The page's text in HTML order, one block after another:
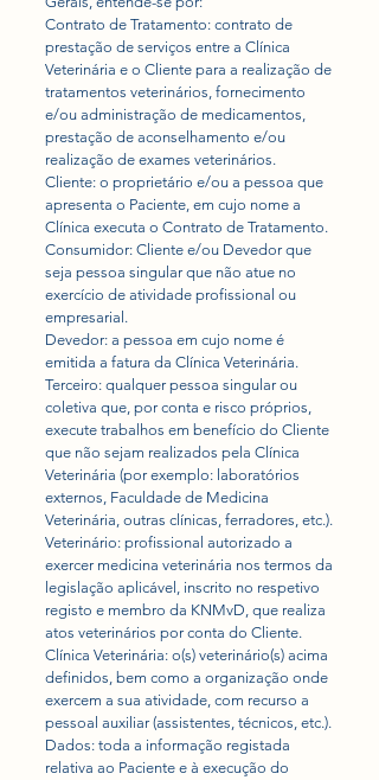
Contrato de Tratamento: contrato de
prestação de serviços entre a Clínica
Veterinária e o Cliente para a realização de
tratamentos veterinários, fornecimento
e/ou administração de medicamentos,
prestação de aconselhamento e/ou
realização de exames veterinários.
Cliente: o proprietário e/ou a pessoa que
apresenta o Paciente, em cujo nome a
Clínica executa o Contrato de Tratamento.
Consumidor: Cliente e/ou Devedor que
seja pessoa singular que não atue no
exercício de atividade profissional ou
empresarial.
Devedor: a pessoa em cujo nome é
emitida a fatura da Clínica Veterinária.
Terceiro: qualquer pessoa singular ou
coletiva que, por conta e risco próprios,
execute trabalhos em benefício do Cliente
que não sejam realizados pela Clínica
Veterinária (por exemplo: laboratórios
externos, Faculdade de Medicina
Veterinária, outras clínicas, ferradores, etc.).
Veterinário: profissional autorizado a
exercer medicina veterinária nos termos da
legislação aplicável, inscrito no respetivo
registo e membro da KNMvD, que realiza
atos veterinários por conta do Cliente.
Clínica Veterinária: o(s) veterinário(s) acima
definidos, bem como a organização onde
exercem a sua atividade, com recurso a
pessoal auxiliar (assistentes, técnicos, etc.).
Dados: toda a informação registada
relativa ao Paciente e à execução do